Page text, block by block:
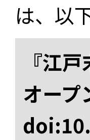
は、以
『江
オープ